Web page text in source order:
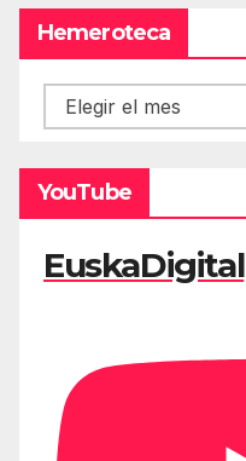
Hemeroteca
Hemeroteca
YouTube
EuskaDigital